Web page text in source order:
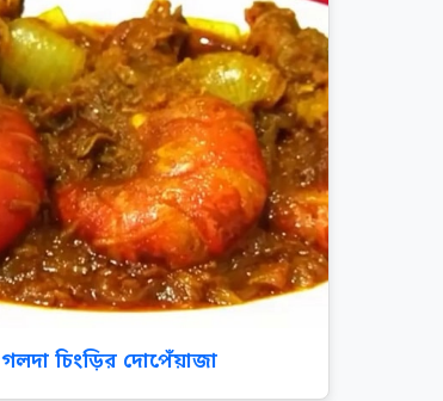
গলদা চিংড়ির দোপেঁয়াজা